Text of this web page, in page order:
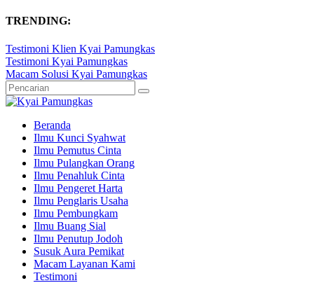
TRENDING:
Testimoni Klien Kyai Pamungkas
Testimoni Kyai Pamungkas
Macam Solusi Kyai Pamungkas
Beranda
Ilmu Kunci Syahwat
Ilmu Pemutus Cinta
Ilmu Pulangkan Orang
Ilmu Penahluk Cinta
Ilmu Pengeret Harta
Ilmu Penglaris Usaha
Ilmu Pembungkam
Ilmu Buang Sial
Ilmu Penutup Jodoh
Susuk Aura Pemikat
Macam Layanan Kami
Testimoni